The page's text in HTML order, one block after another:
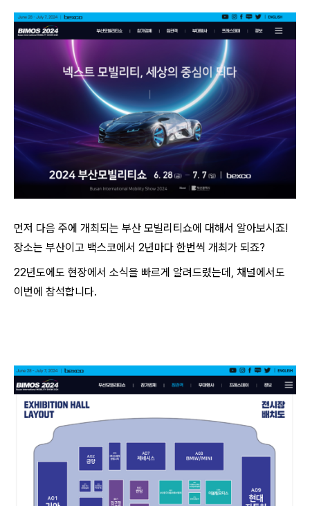
먼저 다음 주에 개최되는 부산 모빌리티쇼에 대해서 알아보시죠!
장소는 부산이고 백스코에서 2년마다 한번씩 개최가 되죠?
22년도에도 현장에서 소식을 빠르게 알려드렸는데, 채널에서도
이번에 참석합니다.